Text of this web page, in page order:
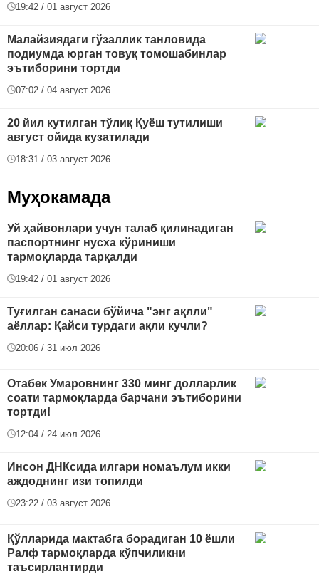
19:42 / 01 август 2026
Малайзиядаги гўзаллик танловида
подиумда юрган товуқ томошабинлар
эътиборини тортди
07:02 / 04 август 2026
20 йил кутилган тўлиқ Қуёш тутилиши
август ойида кузатилади
18:31 / 03 август 2026
Муҳокамада
Уй ҳайвонлари учун талаб қилинадиган
паспортнинг нусха кўриниши
тармоқларда тарқалди
19:42 / 01 август 2026
Туғилган санаси бўйича "энг ақлли"
аёллар: Қайси турдаги ақли кучли?
20:06 / 31 июл 2026
Отабек Умаровнинг 330 минг долларлик
соати тармоқларда барчани эътиборини
тортди!
12:04 / 24 июл 2026
Инсон ДНКсида илгари номаълум икки
аждоднинг изи топилди
23:22 / 03 август 2026
Қўлларида мактабга борадиган 10 ёшли
Ралф тармоқларда кўпчиликни
таъсирлантирди